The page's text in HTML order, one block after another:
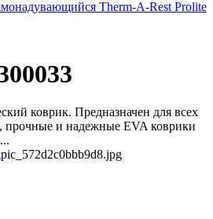
Therm-A-Rest Prolite
коврик. Предназначен для всех
прочные и надежные EVA коврики
pic_572d2c0bbb9d8.jpg